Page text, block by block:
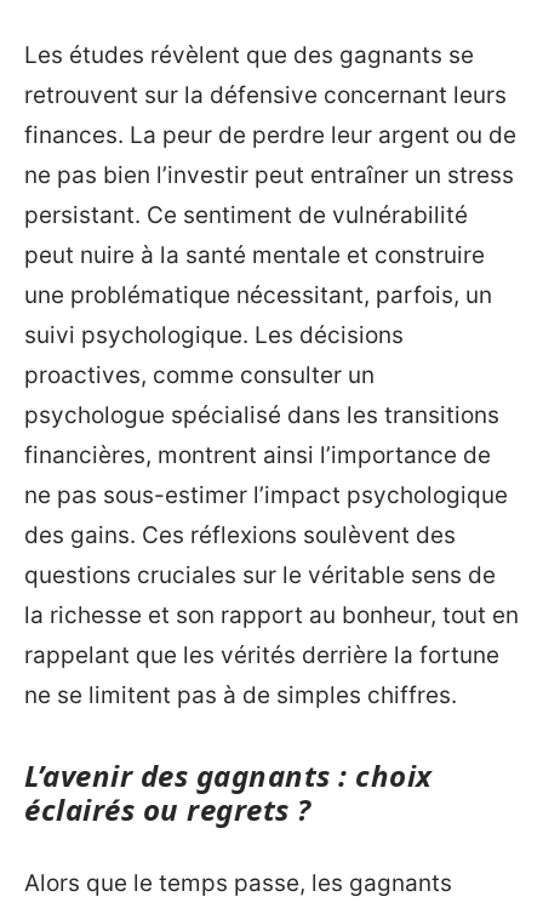
Les études révèlent que des gagnants se
retrouvent sur la défensive concernant leurs
finances. La peur de perdre leur argent ou de
ne pas bien l’investir peut entraîner un stress
persistant. Ce sentiment de vulnérabilité
peut nuire à la santé mentale et construire
une problématique nécessitant, parfois, un
suivi psychologique. Les décisions
proactives, comme consulter un
psychologue spécialisé dans les transitions
financières, montrent ainsi l’importance de
ne pas sous-estimer l’impact psychologique
des gains. Ces réflexions soulèvent des
questions cruciales sur le véritable sens de
la richesse et son rapport au bonheur, tout en
rappelant que les vérités derrière la fortune
ne se limitent pas à de simples chiffres.
L’avenir des gagnants : choix
éclairés ou regrets ?
Alors que le temps passe, les gagnants